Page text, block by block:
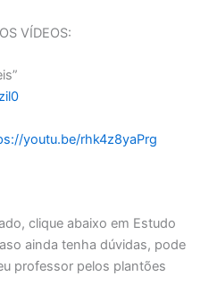
VÍDEOS:
youtu.be/rhk4z8yaPrg
clique abaixo em Estudo
ainda tenha dúvidas, pode
professor pelos plantões